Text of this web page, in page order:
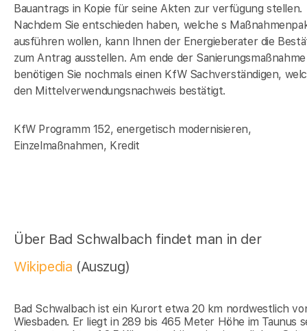
Bauantrags in Kopie für seine Akten zur verfügung stellen.
Nachdem Sie entschieden haben, welche s
ausführen wollen, kann Ihnen der Energieberater die
zum Antrag ausstellen. Am ende der Sanierungsmaßnahme
benötigen Sie nochmals einen KfW Sachverständigen,
den Mittelverwendungsnachweis bestätigt.
KfW Programm 152, energetisch modernisieren,
Einzelmaßnahmen, Kredit
Über Bad Schwalbach findet man in der
Wikipedia (Auszug)
Bad Schwalbach ist ein Kurort etwa 20 km nordwestlich
Wiesbaden. Er liegt in 289 bis 465 Meter Höhe im Taunus